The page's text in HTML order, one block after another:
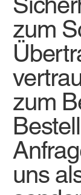
zum
zum
uns